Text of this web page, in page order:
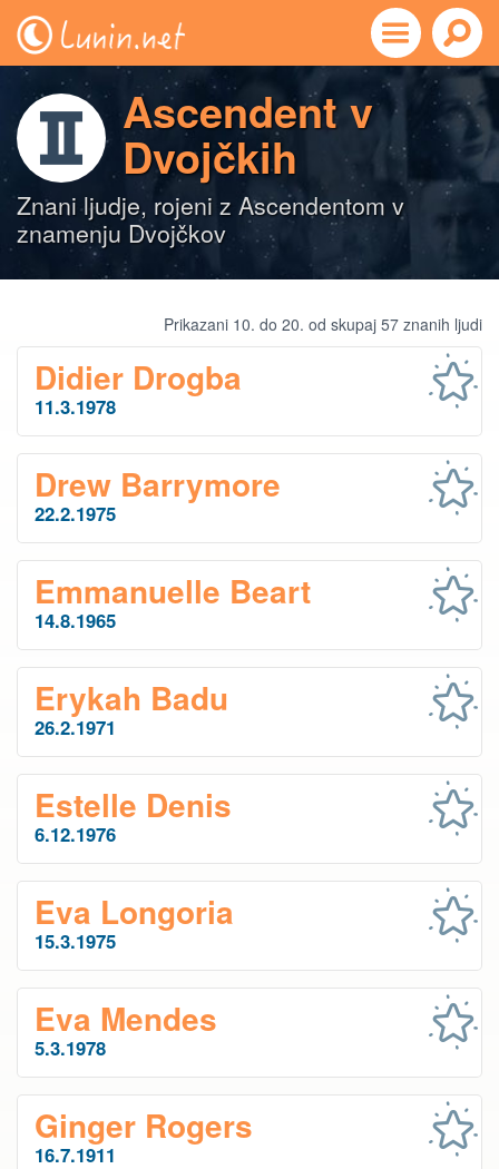
Ascendent v
Dvojčkih
Znani ljudje, rojeni z Ascendentom v
znamenju Dvojčkov
Prikazani 10. do 20. od skupaj 57 znanih ljudi
Didier Drogba
11.3.1978
Drew Barrymore
22.2.1975
Emmanuelle Beart
14.8.1965
Erykah Badu
26.2.1971
Estelle Denis
6.12.1976
Eva Longoria
15.3.1975
Eva Mendes
5.3.1978
Ginger Rogers
16.7.1911